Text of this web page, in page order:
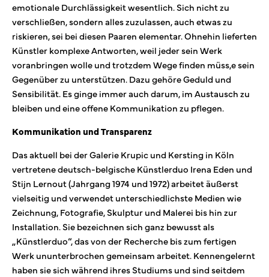
emotionale Durchlässigkeit wesentlich. Sich nicht zu
verschließen, sondern alles zuzulassen, auch etwas zu
riskieren, sei bei diesen Paaren elementar. Ohnehin lieferten
Künstler komplexe Antworten, weil jeder sein Werk
voranbringen wolle und trotzdem Wege finden müss,e sein
Gegenüber zu unterstützen. Dazu gehöre Geduld und
Sensibilität. Es ginge immer auch darum, im Austausch zu
bleiben und eine offene Kommunikation zu pflegen.
Kommunikation und Transparenz
Das aktuell bei der Galerie Krupic und Kersting in Köln
vertretene deutsch-belgische Künstlerduo Irena Eden und
Stijn Lernout (Jahrgang 1974 und 1972) arbeitet äußerst
vielseitig und verwendet unterschiedlichste Medien wie
Zeichnung, Fotografie, Skulptur und Malerei bis hin zur
Installation. Sie bezeichnen sich ganz bewusst als
„Künstlerduo“, das von der Recherche bis zum fertigen
Werk ununterbrochen gemeinsam arbeitet. Kennengelernt
haben sie sich während ihres Studiums und sind seitdem